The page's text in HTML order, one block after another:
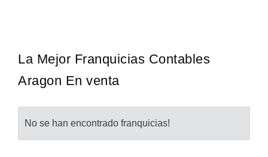
La Mejor Franquicias Contables
Aragon En venta
No se han encontrado franquicias!